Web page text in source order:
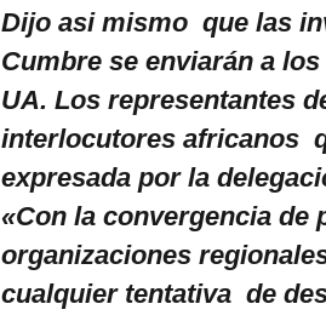
Dijo asi mismo que las
Cumbre se enviarán a
UA. Los representantes
interlocutores africanos
expresada por la
«Con la convergencia de
organizaciones
cualquier tentativa de